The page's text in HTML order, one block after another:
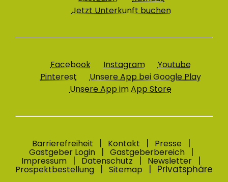
Jetzt Unterkunft buchen
Facebook Instagram
Youtube
Pinterest
Unsere App bei Google Play
Unsere App im App Store
Barrierefreiheit Kontakt Presse
Gastgeber Login Gastgeberbereich
Impressum Datenschutz Newsletter
Prospektbestellung Sitemap Privatsphäre